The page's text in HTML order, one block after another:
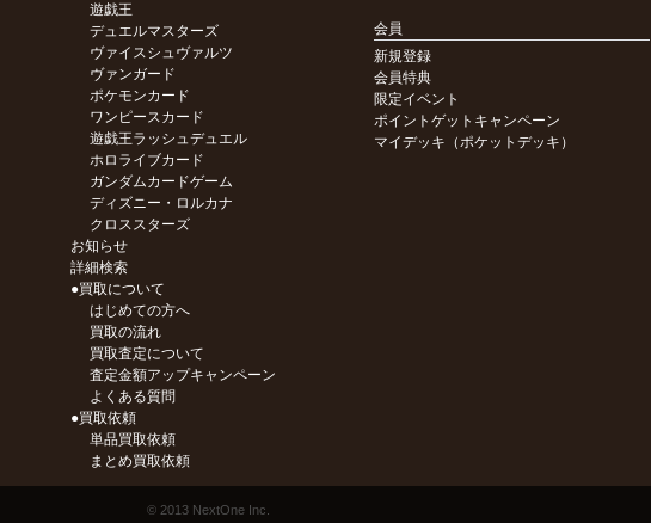
遊戯王
デュエルマスターズ
ヴァイスシュヴァルツ
ヴァンガード
ポケモンカード
ワンピースカード
遊戯王ラッシュデュエル
ホロライブカード
ガンダムカードゲーム
ディズニー・ロルカナ
クロススターズ
お知らせ
詳細検索
●買取について
はじめての方へ
買取の流れ
買取査定について
査定金額アップキャンペーン
よくある質問
●買取依頼
単品買取依頼
まとめ買取依頼
会員
新規登録
会員特典
限定イベント
ポイントゲットキャンペーン
マイデッキ（ポケットデッキ）
© 2013 NextOne Inc.